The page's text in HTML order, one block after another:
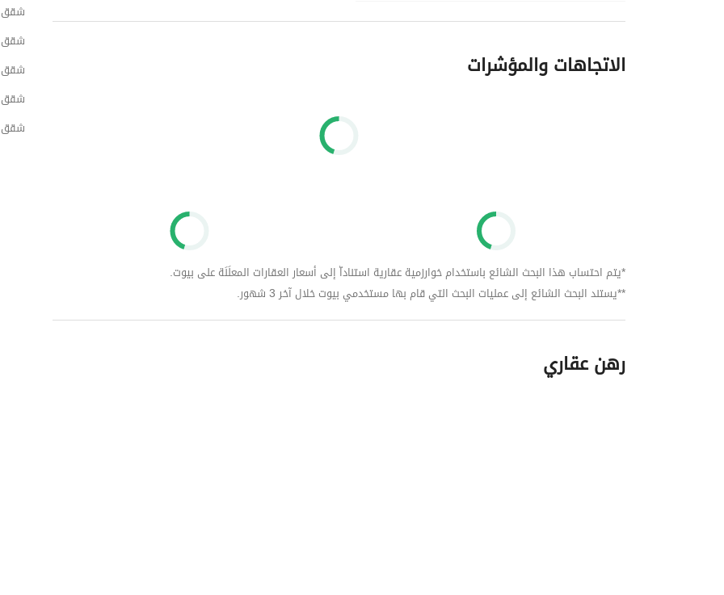
===============================================================
الاتجاهات والمؤشرات
*يتم احتساب هذا البحث الشائع باستخدام خوارزمية عقارية استناداّ إلى أسعار العقارات المعلَنَة على بيوت.
**يستند البحث الشائع إلى عمليات البحث التي قام بها مستخدمي بيوت خلال آخر 3 شهور.
رهن عقاري
شقق
شقق
شقق
شقق
شقق